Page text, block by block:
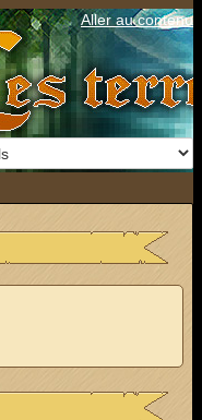
Aller au contenu